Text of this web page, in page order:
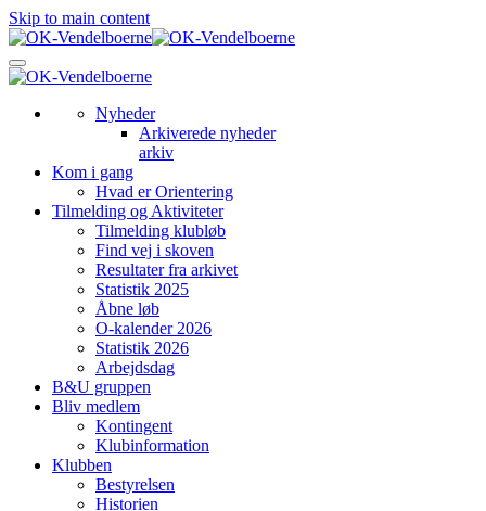
Skip to main content
Nyheder
Arkiverede nyheder
arkiv
Kom i gang
Hvad er Orientering
Tilmelding og Aktiviteter
Tilmelding klubløb
Find vej i skoven
Resultater fra arkivet
Statistik 2025
Åbne løb
O-kalender 2026
Statistik 2026
Arbejdsdag
B&U gruppen
Bliv medlem
Kontingent
Klubinformation
Klubben
Bestyrelsen
Historien